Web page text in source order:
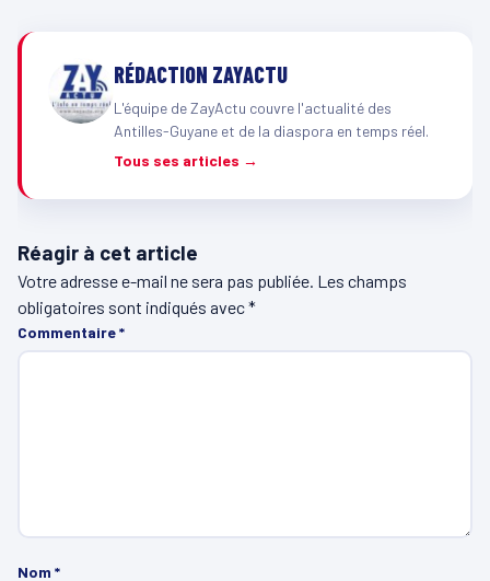
RÉDACTION ZAYACTU
L'équipe de ZayActu couvre l'actualité des
Antilles-Guyane et de la diaspora en temps réel.
Tous ses articles →
Réagir à cet article
Votre adresse e-mail ne sera pas publiée. Les champs
obligatoires sont indiqués avec*
Commentaire*
Nom *